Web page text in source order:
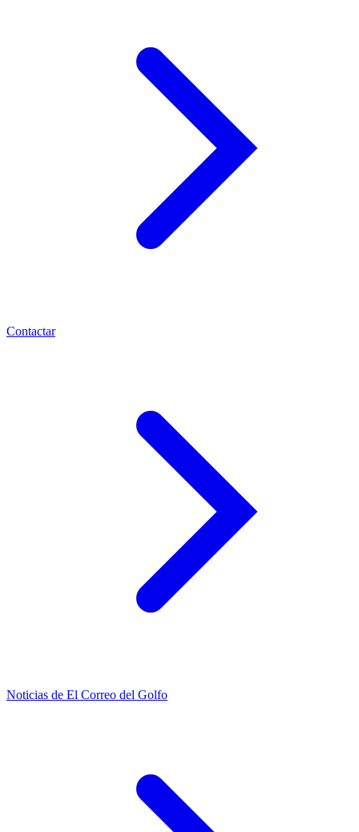
Contactar
Noticias de El Correo del Golfo